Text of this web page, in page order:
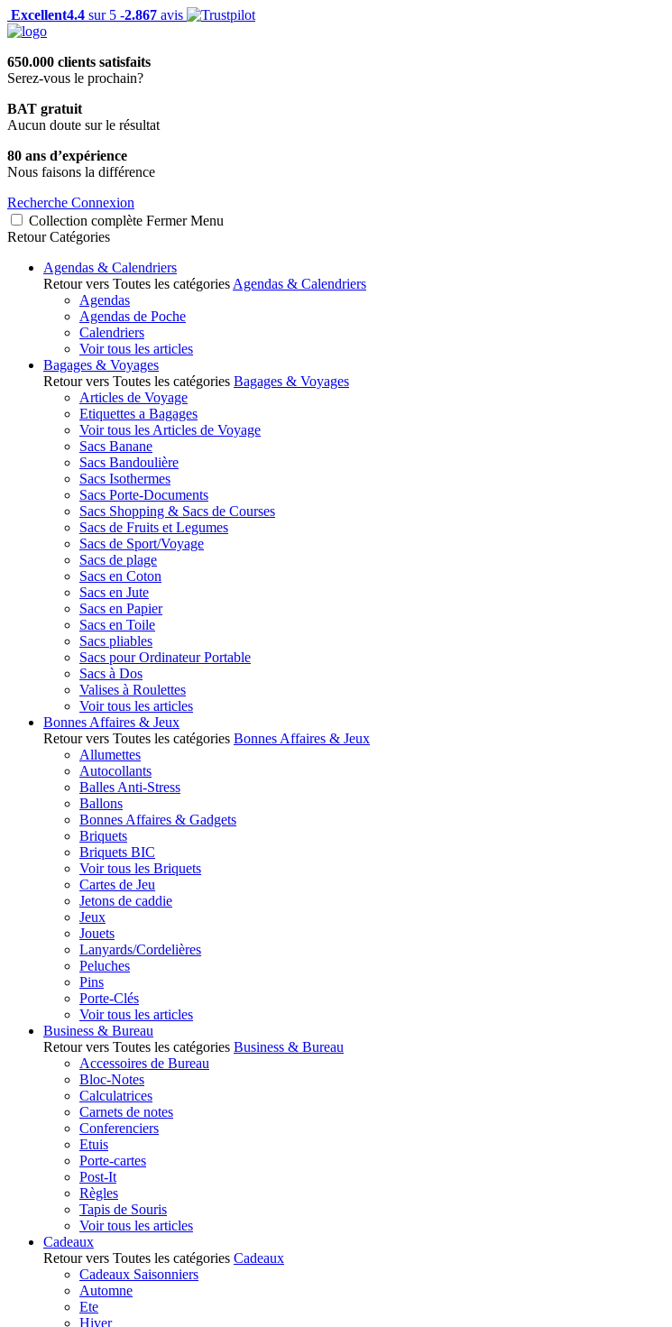
Excellent4.4 sur 5 -2.867 avis
650.000 clients satisfaits
Serez-vous le prochain?
BAT gratuit
Aucun doute sur le résultat
80 ans d’expérience
Nous faisons la différence
Recherche Connexion
Collection complète Fermer Menu
Retour Catégories
Agendas & Calendriers
Retour vers Toutes les catégories Agendas & Calendriers
Agendas
Agendas de Poche
Calendriers
Voir tous les articles
Bagages & Voyages
Retour vers Toutes les catégories Bagages & Voyages
Articles de Voyage
Etiquettes a Bagages
Voir tous les Articles de Voyage
Sacs Banane
Sacs Bandoulière
Sacs Isothermes
Sacs Porte-Documents
Sacs Shopping & Sacs de Courses
Sacs de Fruits et Legumes
Sacs de Sport/Voyage
Sacs de plage
Sacs en Coton
Sacs en Jute
Sacs en Papier
Sacs en Toile
Sacs pliables
Sacs pour Ordinateur Portable
Sacs à Dos
Valises à Roulettes
Voir tous les articles
Bonnes Affaires & Jeux
Retour vers Toutes les catégories Bonnes Affaires & Jeux
Allumettes
Autocollants
Balles Anti-Stress
Ballons
Bonnes Affaires & Gadgets
Briquets
Briquets BIC
Voir tous les Briquets
Cartes de Jeu
Jetons de caddie
Jeux
Jouets
Lanyards/Cordelières
Peluches
Pins
Porte-Clés
Voir tous les articles
Business & Bureau
Retour vers Toutes les catégories Business & Bureau
Accessoires de Bureau
Bloc-Notes
Calculatrices
Carnets de notes
Conferenciers
Etuis
Porte-cartes
Post-It
Règles
Tapis de Souris
Voir tous les articles
Cadeaux
Retour vers Toutes les catégories Cadeaux
Cadeaux Saisonniers
Automne
Ete
Hiver